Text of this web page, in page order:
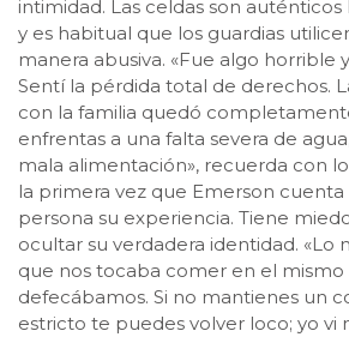
intimidad. Las celdas son auténticos
y es habitual que los guardias
manera abusiva. «Fue algo horrible
Sentí la pérdida total de derechos.
con la familia quedó
enfrentas a una falta severa de
mala alimentación», recuerda con
la primera vez que Emerson
persona su experiencia. Tiene
ocultar su verdadera identidad. «Lo
que nos tocaba comer en el mismo
defecábamos. Si no mantienes un
estricto te puedes volver loco; yo vi